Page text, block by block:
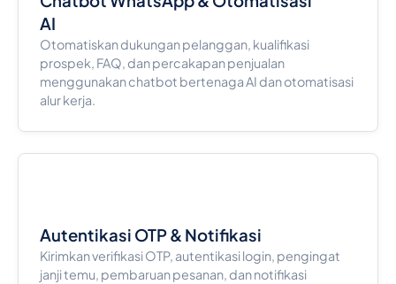
AI
Otomatiskan dukungan pelanggan, kualifikasi
prospek, FAQ, dan percakapan penjualan
menggunakan chatbot bertenaga AI dan otomatisasi
alur kerja.
Autentikasi OTP & Notifikasi
Kirimkan verifikasi OTP, autentikasi login, pengingat
janji temu, pembaruan pesanan, dan notifikasi